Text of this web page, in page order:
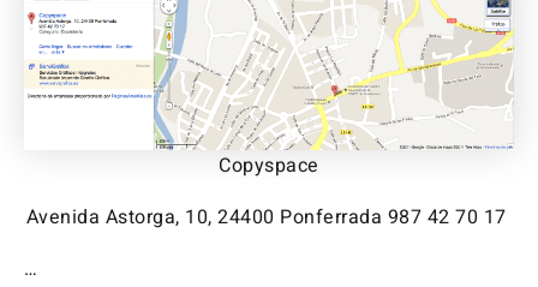
Copyspace
Avenida Astorga, 10, 24400 Ponferrada 987 42 70 17 ‎
…